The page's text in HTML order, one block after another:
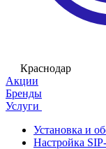
Краснодар
Акции
Бренды
Услуги
Установка и
Настройка